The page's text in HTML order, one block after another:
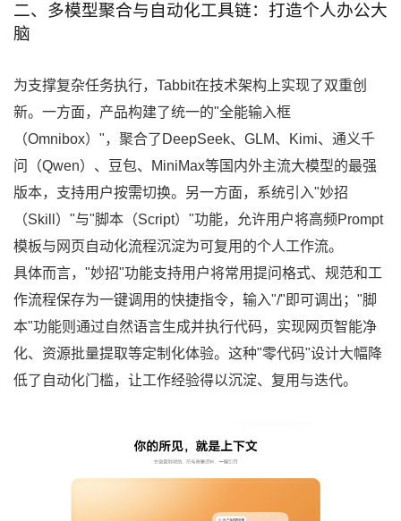
二、多模型聚合与自动化工具链：打造个人办公大
脑
为支撑复杂任务执行，Tabbit在技术架构上实现了双重创
新。一方面，产品构建了统一的"全能输入框
（Omnibox）"，聚合了DeepSeek、GLM、Kimi、通义千
问（Qwen）、豆包、MiniMax等国内外主流大模型的最强
版本，支持用户按需切换。另一方面，系统引入"妙招
（Skill）"与"脚本（Script）"功能，允许用户将高频Prompt
模板与网页自动化流程沉淀为可复用的个人工作流。
具体而言，"妙招"功能支持用户将常用提问格式、规范和工
作流程保存为一键调用的快捷指令，输入"/"即可调出；"脚
本"功能则通过自然语言生成并执行代码，实现网页智能净
化、资源批量提取等定制化体验。这种"零代码"设计大幅降
低了自动化门槛，让工作经验得以沉淀、复用与迭代。